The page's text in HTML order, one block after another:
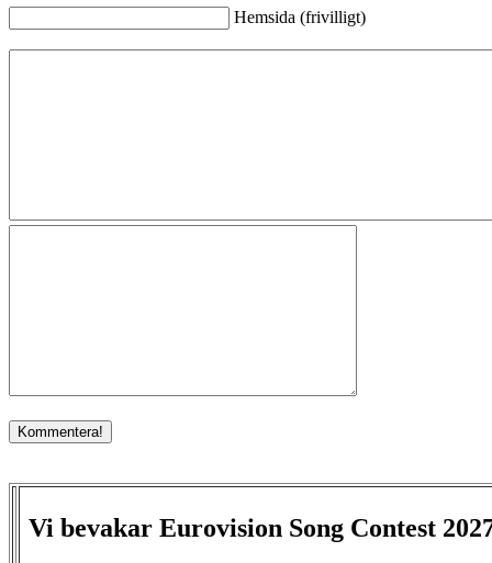
Hemsida (frivilligt)
Vi bevakar Eurovision Song Contest